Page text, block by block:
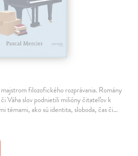
filozofického rozprávania. Romány
Váha slov podnietili milióny čitateľov k
témami, ako sú identita, sloboda, čas či…